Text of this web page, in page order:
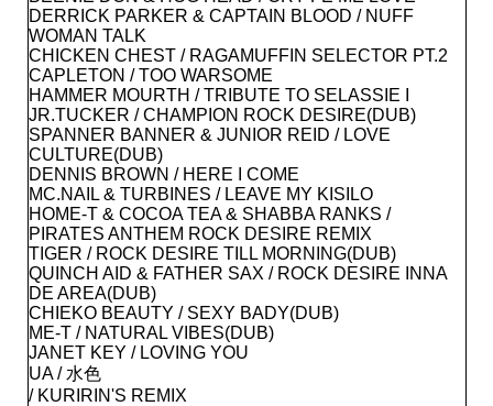
DERRICK PARKER & CAPTAIN BLOOD / NUFF
WOMAN TALK
CHICKEN CHEST / RAGAMUFFIN SELECTOR PT.2
CAPLETON / TOO WARSOME
HAMMER MOURTH / TRIBUTE TO SELASSIE I
JR.TUCKER / CHAMPION ROCK DESIRE(DUB)
SPANNER BANNER & JUNIOR REID / LOVE
CULTURE(DUB)
DENNIS BROWN / HERE I COME
MC.NAIL & TURBINES / LEAVE MY KISILO
HOME-T & COCOA TEA & SHABBA RANKS /
PIRATES ANTHEM ROCK DESIRE REMIX
TIGER / ROCK DESIRE TILL MORNING(DUB)
QUINCH AID & FATHER SAX / ROCK DESIRE INNA
DE AREA(DUB)
CHIEKO BEAUTY / SEXY BADY(DUB)
ME-T / NATURAL VIBES(DUB)
JANET KEY / LOVING YOU
UA / 水色
/ KURIRIN'S REMIX